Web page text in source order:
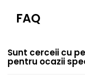
FAQ
Sunt cerceii cu
pentru ocazii